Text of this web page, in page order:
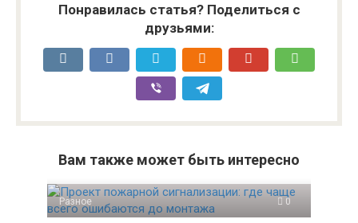
Понравилась статья? Поделиться с
друзьями:
Вам также может быть интересно
Разное 0